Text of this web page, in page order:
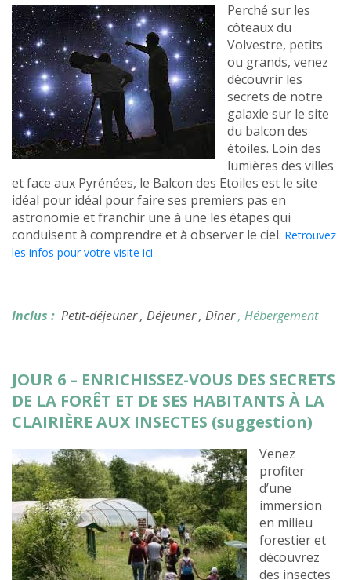
Perché sur les
côteaux du
Volvestre, petits
ou grands, venez
découvrir les
secrets de notre
galaxie sur le site
du balcon des
étoiles. Loin des
lumières des villes
et face aux Pyrénées, le Balcon des Etoiles est le site
idéal pour idéal pour faire ses premiers pas en
astronomie et franchir une à une les étapes qui
conduisent à comprendre et à observer le ciel. Retrouvez
les infos pour votre visite ici.
Inclus : Petit-déjeuner, Déjeuner, Dîner, Hébergement
JOUR 6 – ENRICHISSEZ-VOUS DES SECRETS
DE LA FORÊT ET DE SES HABITANTS À LA
CLAIRIÈRE AUX INSECTES (suggestion)
Venez
profiter
d’une
immersion
en milieu
forestier et
découvrez
des insectes